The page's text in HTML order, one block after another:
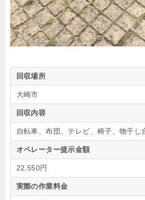
回収場所
大崎市
回収内容
自転車、布団、テレビ、椅子、物干し
オペレーター提示金額
22,550円
実際の作業料金